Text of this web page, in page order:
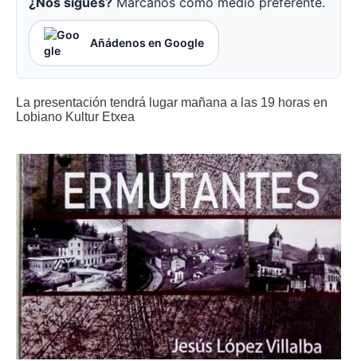
Añádenos en Google
La presentación tendrá lugar mañana a las 19 horas en
Lobiano Kultur Etxea